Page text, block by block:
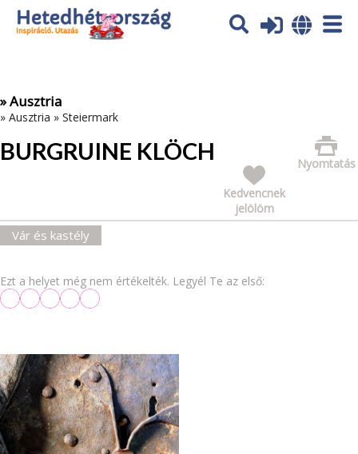
Az oldal sütiket (cookies) használ. További tájékoztatás itt:
Adatvédelmi tájékoztató
» Ausztria
» Ausztria » Steiermark
BURGRUINE KLÖCH
Nyomtatás
Kedvencnek
jelölöm
Vár és kastély
Ezt a helyet még nem értékelték. Legyél Te az első: